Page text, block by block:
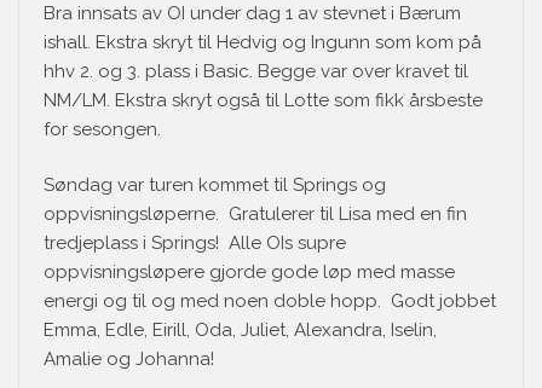
Bra innsats av OI under dag 1 av stevnet i Bærum
ishall. Ekstra skryt til Hedvig og Ingunn som kom på
hhv 2. og 3. plass i Basic. Begge var over kravet til
NM/LM. Ekstra skryt også til Lotte som fikk årsbeste
for sesongen.
Søndag var turen kommet til Springs og
oppvisningsløperne. Gratulerer til Lisa med en fin
tredjeplass i Springs! Alle OIs supre
oppvisningsløpere gjorde gode løp med masse
energi og til og med noen doble hopp. Godt jobbet
Emma, Edle, Eirill, Oda, Juliet, Alexandra, Iselin,
Amalie og Johanna!